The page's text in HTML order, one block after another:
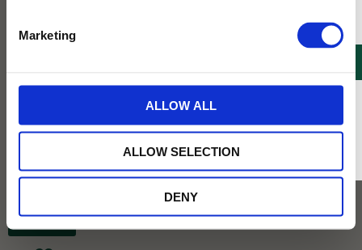
Marketing
ALLOW ALL
ALLOW SELECTION
DENY
169KR
BEVAKA
* Rabatten gäller endast online på Tehusetjava.se. Rabatten fungerar endast på